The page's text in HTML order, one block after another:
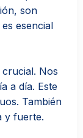
son
esencial
Nos
a día. Este
También
y fuerte.